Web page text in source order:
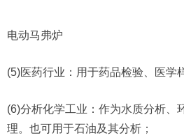
电动马弗炉
(5)医药行业：用于药品检验、医学
(6)分析化学工业：作为水质分析、
理。也可用于石油及其分析；